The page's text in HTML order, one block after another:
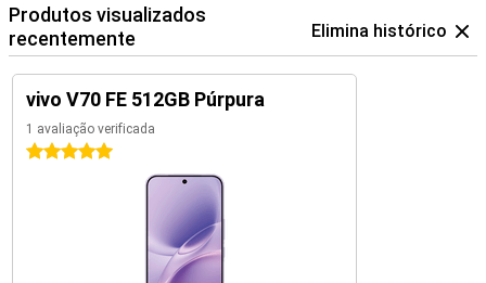
Produtos visualizados
recentemente
Elimina histórico
vivo V70 FE 512GB Púrpura
1 avaliação verificada
5 estrelas